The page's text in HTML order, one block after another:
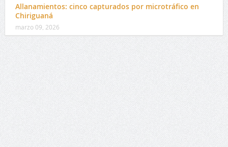
Allanamientos: cinco capturados por microtráfico en
Chiriguaná
marzo 09, 2026